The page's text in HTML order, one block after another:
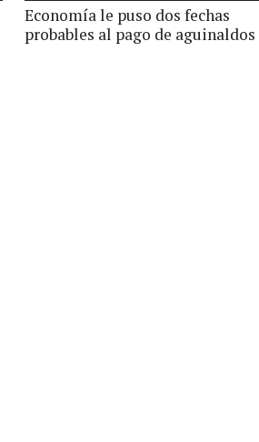
Economía le puso dos fechas
probables al pago de aguinaldos